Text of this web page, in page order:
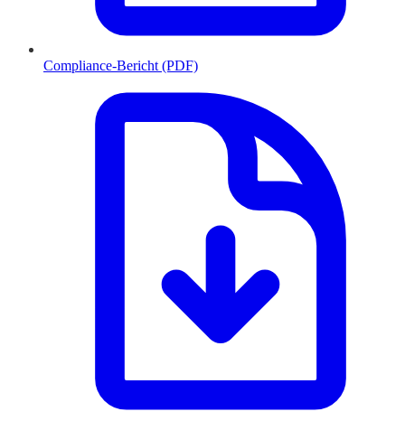
Compliance-Bericht (PDF)